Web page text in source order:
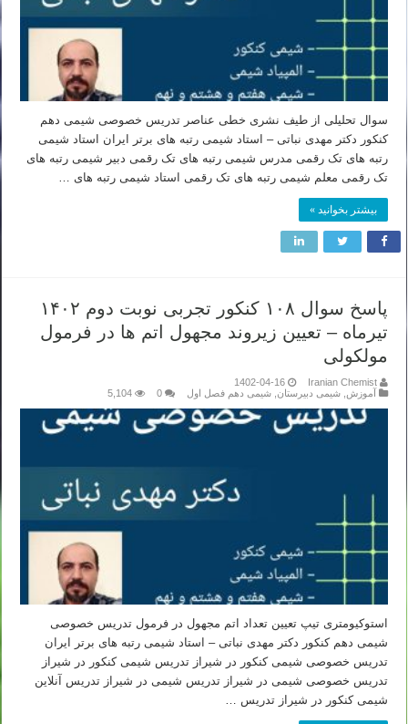
سوال تحلیلی از طیف نشری خطی عناصر تدریس خصوصی شیمی دهم
کنکور دکتر مهدی نباتی – استاد شیمی رتبه های برتر ایران استاد شیمی
رتبه های تک رقمی مدرس شیمی رتبه های تک رقمی دبیر شیمی رتبه های
تک رقمی معلم شیمی رتبه های تک رقمی استاد شیمی رتبه های …
بیشتر بخوانید »
پاسخ سوال ۱۰۸ کنکور تجربی نوبت دوم ۱۴۰۲
تیرماه – تعیین زیروند مجهول اتم ها در فرمول
مولکولی
Iranian Chemist
1402-04-16
آموزش شیمی دبیرستان شیمی دهم فصل اول 0
5,104
استوکیومتری تیپ تعیین تعداد اتم مجهول در فرمول تدریس خصوصی
شیمی دهم کنکور دکتر مهدی نباتی – استاد شیمی رتبه های برتر ایران
تدریس خصوصی شیمی کنکور در شیراز تدریس شیمی کنکور در شیراز
تدریس خصوصی شیمی در شیراز تدریس شیمی در شیراز تدریس آنلاین
شیمی کنکور در شیراز تدریس …